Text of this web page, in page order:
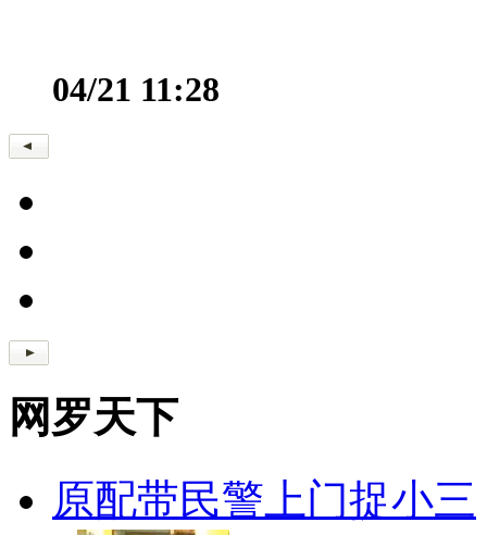
04/21 11:28
网罗天下
原配带民警上门捉小三